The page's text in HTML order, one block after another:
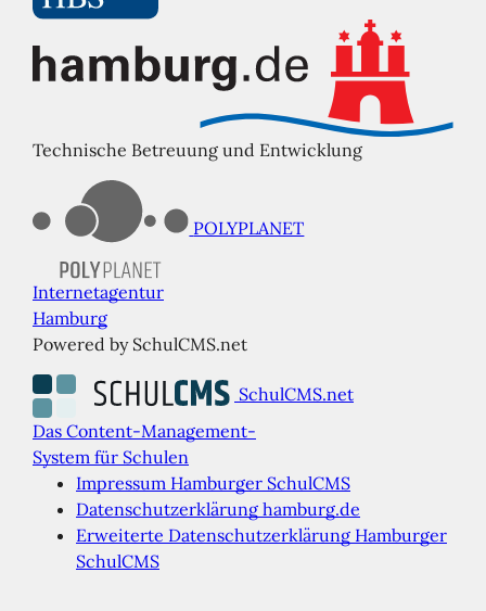
Technische Betreuung und Entwicklung
POLYPLANET
Internetagentur
Hamburg
Powered by SchulCMS.net
SchulCMS.net
Das Content-Management-
System für Schulen
Impressum Hamburger SchulCMS
Datenschutzerklärung hamburg.de
Erweiterte Datenschutzerklärung Hamburger
SchulCMS